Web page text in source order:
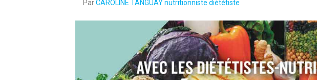
ParCAROLINE TANGUAY nutritionniste diététiste